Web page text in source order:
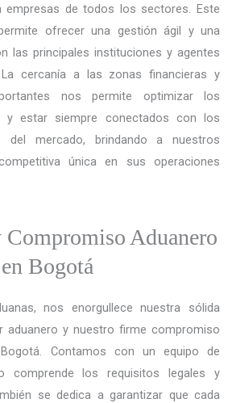
de todos los sectores. Este
ofrecer una gestión ágil y una
las principales instituciones y agentes
cercanía a las zonas financieras y
nos permite optimizar los
y estar siempre conectados con los
del mercado, brindando a nuestros
única en sus operaciones
Aduanero
en Bogotá
nos enorgullece nuestra sólida
aduanero y nuestro firme compromiso
Contamos con un equipo de
comprende los requisitos legales y
se dedica a garantizar que cada